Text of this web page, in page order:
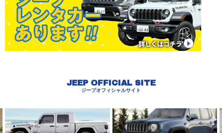
JEEP OFFICIAL SITE
ジープオフィシャルサイト